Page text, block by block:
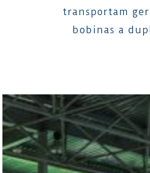
transportam
bobinas a